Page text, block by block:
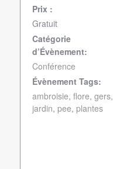
Prix :
Gratuit
Catégorie
d’Évènement:
Conférence
Évènement Tags:
ambroisie, flore, gers,
jardin, pee, plantes